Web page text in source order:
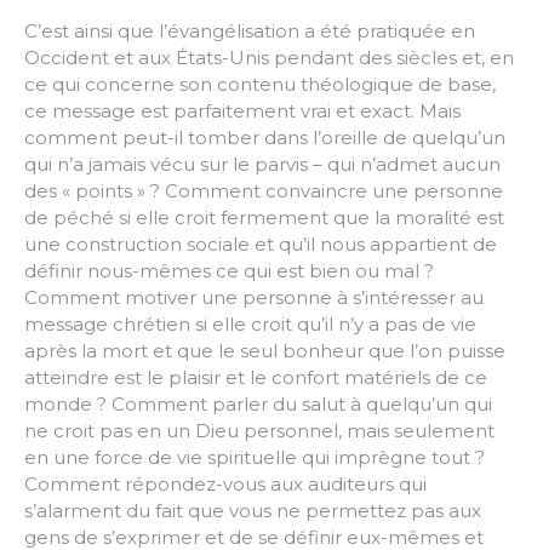
C’est ainsi que l’évangélisation a été pratiquée en
Occident et aux États-Unis pendant des siècles et, en
ce qui concerne son contenu théologique de base,
ce message est parfaitement vrai et exact. Mais
comment peut-il tomber dans l’oreille de quelqu’un
qui n’a jamais vécu sur le parvis – qui n’admet aucun
des « points » ? Comment convaincre une personne
de péché si elle croit fermement que la moralité est
une construction sociale et qu’il nous appartient de
définir nous-mêmes ce qui est bien ou mal ?
Comment motiver une personne à s’intéresser au
message chrétien si elle croit qu’il n’y a pas de vie
après la mort et que le seul bonheur que l’on puisse
atteindre est le plaisir et le confort matériels de ce
monde ? Comment parler du salut à quelqu’un qui
ne croit pas en un Dieu personnel, mais seulement
en une force de vie spirituelle qui imprègne tout ?
Comment répondez-vous aux auditeurs qui
s’alarment du fait que vous ne permettez pas aux
gens de s’exprimer et de se définir eux-mêmes et